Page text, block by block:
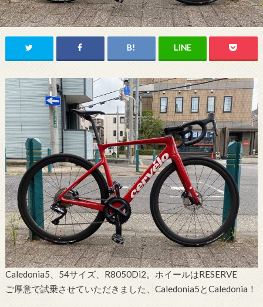
Caledonia5、54サイズ、R8050Di2。ホイールはRESERVE
ご厚意で試乗させていただきました、Caledonia5とCaledonia！